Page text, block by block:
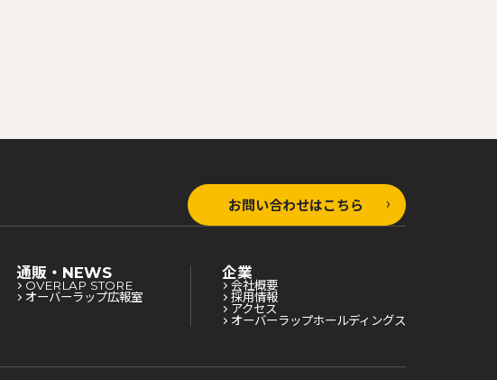
お問い合わせはこちら
通販・NEWS
OVERLAP STORE
オーバーラップ広報室
企業
会社概要
採用情報
アクセス
オーバーラップホールディングス